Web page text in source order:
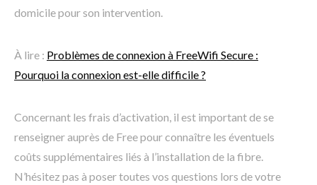
domicile pour son intervention.
À lire : Problèmes de connexion à FreeWifi Secure :
Pourquoi la connexion est-elle difficile ?
Concernant les frais d’activation, il est important de se
renseigner auprès de Free pour connaître les éventuels
coûts supplémentaires liés à l’installation de la fibre.
N’hésitez pas à poser toutes vos questions lors de votre